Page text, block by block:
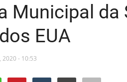
Municipal da
EUA
2020 - 10:53